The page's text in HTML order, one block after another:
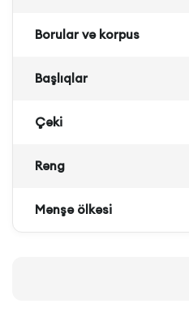
Borular və korpus
Başlıqlar
Çəki
Rəng
Mənşə ölkəsi